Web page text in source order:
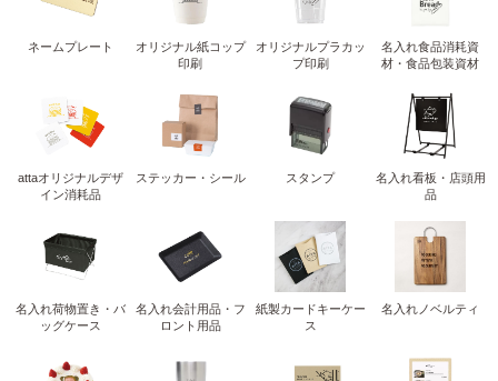
ネームプレート
オリジナル紙コップ
印刷
オリジナルプラカッ
プ印刷
名入れ食品消耗資
材・食品包装資材
attaオリジナルデザ
イン消耗品
ステッカー・シール スタンプ
名入れ看板・店頭用
品
名入れ荷物置き・バ
ッグケース
名入れ会計用品・フ
ロント用品
紙製カードキーケー
ス
名入れノベルティ